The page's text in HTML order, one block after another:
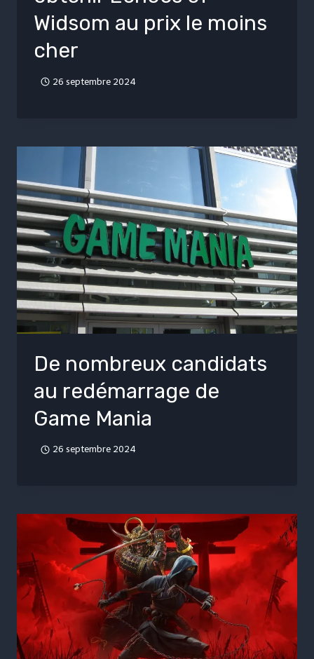
Widsom au prix le moins
cher
26 septembre 2024
De nombreux candidats
au redémarrage de
Game Mania
26 septembre 2024